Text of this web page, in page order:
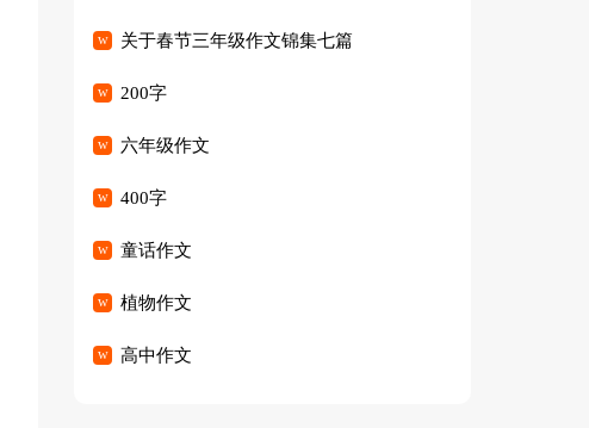
关于春节三年级作文锦集七篇
200字
六年级作文
400字
童话作文
植物作文
高中作文